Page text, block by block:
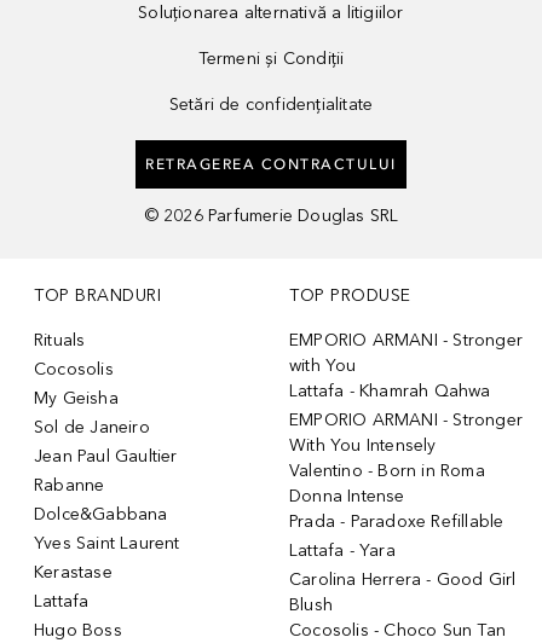
Soluționarea alternativă a litigiilor
Termeni și Condiții
Setări de confidențialitate
RETRAGEREA CONTRACTULUI
© 2026 Parfumerie Douglas SRL
TOP BRANDURI
Rituals
Cocosolis
My Geisha
Sol de Janeiro
Jean Paul Gaultier
Rabanne
Dolce&Gabbana
Yves Saint Laurent
Kerastase
Lattafa
Hugo Boss
TOP PRODUSE
EMPORIO ARMANI - Stronger
with You
Lattafa - Khamrah Qahwa
EMPORIO ARMANI - Stronger
With You Intensely
Valentino - Born in Roma
Donna Intense
Prada - Paradoxe Refillable
Lattafa - Yara
Carolina Herrera - Good Girl
Blush
Cocosolis - Choco Sun Tan